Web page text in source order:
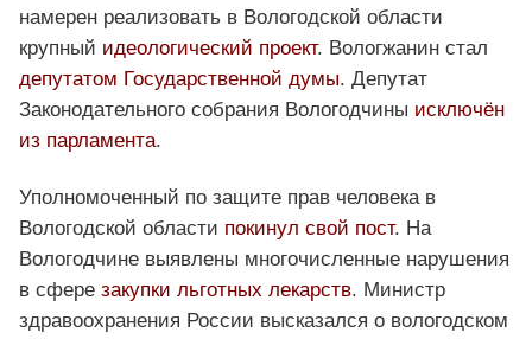
намерен реализовать в Вологодской области
крупный идеологический проект. Вологжанин стал
депутатом Государственной думы. Депутат
Законодательного собрания Вологодчины исключён
из парламента.
Уполномоченный по защите прав человека в
Вологодской области покинул свой пост. На
Вологодчине выявлены многочисленные нарушения
в сфере закупки льготных лекарств. Министр
здравоохранения России высказался о вологодском